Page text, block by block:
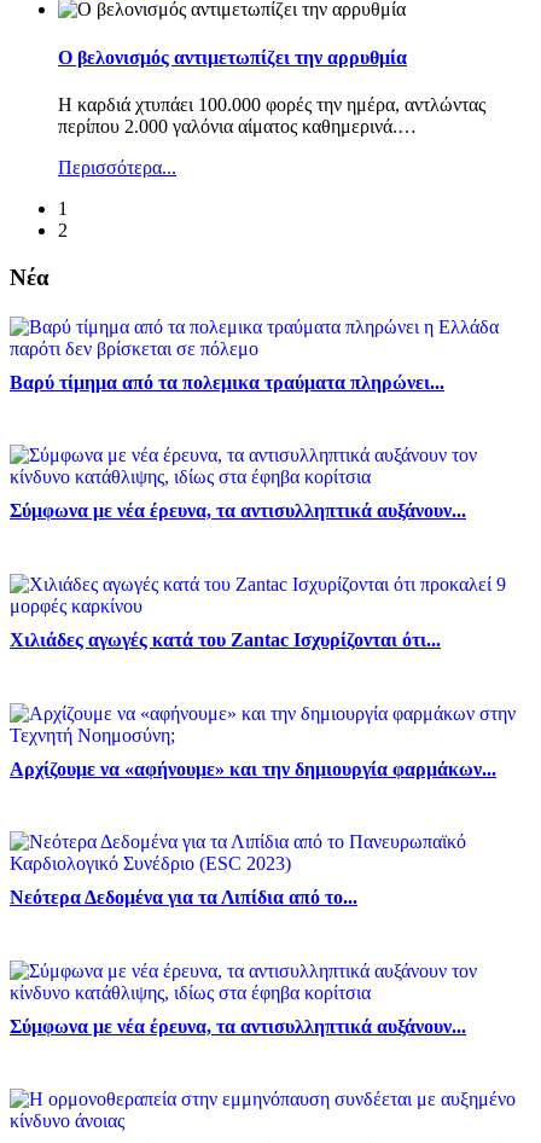
Ο βελονισμός αντιμετωπίζει την αρρυθμία
Η καρδιά χτυπάει 100.000 φορές την ημέρα, αντλώντας
περίπου 2.000 γαλόνια αίματος καθημερινά.…
Περισσότερα...
1
2
Νέα
Βαρύ τίμημα από τα πολεμικα τραύματα πληρώνει...
Σύμφωνα με νέα έρευνα, τα αντισυλληπτικά αυξάνουν...
Χιλιάδες αγωγές κατά του Zantac Ισχυρίζονται ότι...
Αρχίζουμε να «αφήνουμε» και την δημιουργία φαρμάκων...
Νεότερα Δεδομένα για τα Λιπίδια από το...
Σύμφωνα με νέα έρευνα, τα αντισυλληπτικά αυξάνουν...